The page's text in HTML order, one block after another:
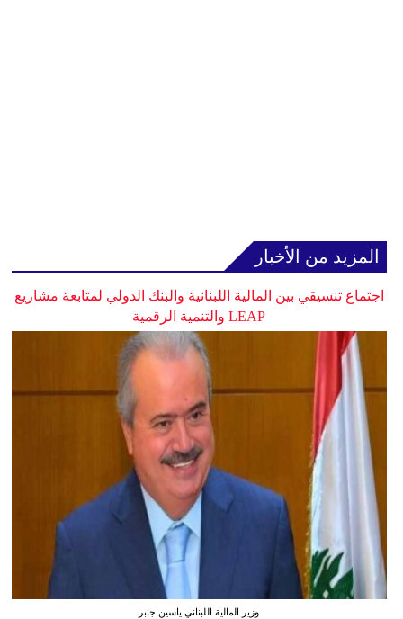
المزيد من الأخبار
اجتماع تنسيقي بين المالية اللبنانية والبنك الدولي لمتابعة مشاريع
LEAP والتنمية الرقمية
وزير المالية اللبناني ياسين جابر